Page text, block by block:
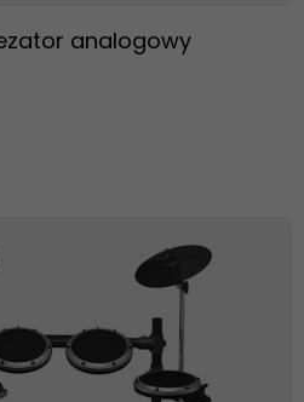
analogowy